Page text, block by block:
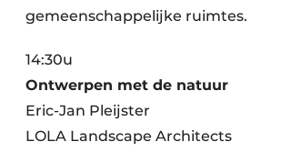
gemeenschappelijke ruimtes.
14:30u
Ontwerpen met de natuur
Eric-Jan Pleijster
LOLA Landscape Architects